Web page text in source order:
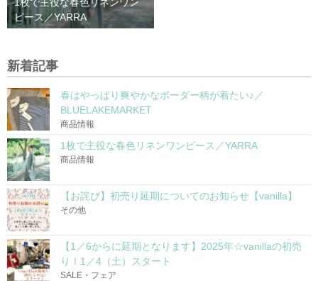
ピース／YARRA
新着記事
春はやっぱり爽やかなボーダー柄が着たい♪／
BLUELAKEMARKET
商品情報
1枚で主役な春色リネンワンピース／YARRA
商品情報
【お詫び】初売り延期についてのお知らせ【vanilla】
その他
【1／6からに延期となります】2025年☆vanillaの初売
り！1／4（土）スタート
SALE・フェア